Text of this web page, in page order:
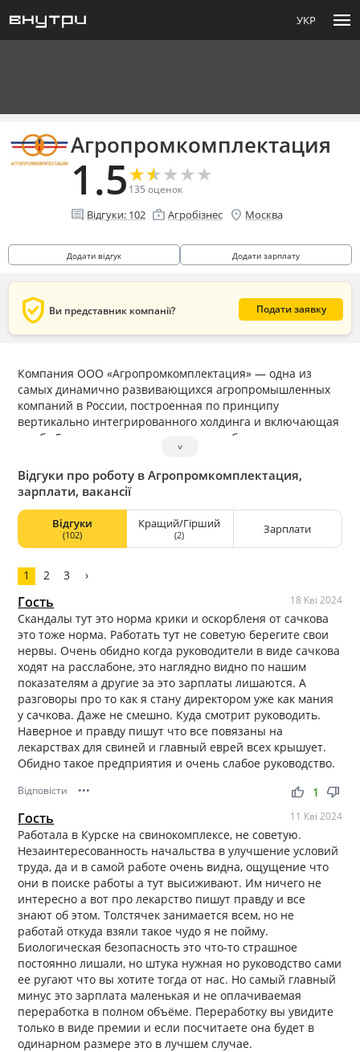
УКР menu
Агропромкомплектация
1.5★
★★
★★
★★
★★
★
135 оценок
comment Відгуки: 102 enterprise Агробізнес location_on Москва
Додати відгук Додати зарплату
verified_user Ви представник компанії? Подати заявку
Компания ООО «Агропромкомплектация» — одна из
самых динамично развивающихся агропромышленных
компаний в России, построенная по принципу
вертикально интегрированного холдинга и включающая
в себя 5 основных производственных блоков –
“производство зерна”, “свиноводство”, “производство
молока”, “молочная переработка”, “мясопереработка”.
˅
Відгуки про роботу в Агропромкомплектация,
зарплати, вакансії
Відгуки
(102)
Кращий/Гірший
(2) Зарплати
1 2 3 ›
Гость 18 Кві 2024
Скандалы тут это норма крики и оскорбленя от сачкова
это тоже норма. Работать тут не советую берегите свои
нервы. Очень обидно когда руководители в виде сачкова
ходят на расслабоне, это наглядно видно по нашим
показателям а другие за это зарплаты лишаются. А
разговоры про то как я стану директором уже как мания
у сачкова. Даже не смешно. Куда смотрит руководить.
Наверное и правду пишут что все повязаны на
лекарствах для свиней и главный еврей всех крышует.
Обидно такое предприятия и очень слабое руководство.
Відповісти ••• thumb_up thumb_down
1
Гость 11 Кві 2024
Работала в Курске на свинокомплексе, не советую.
Незаинтересованность начальства в улучшение условий
труда, да и в самой работе очень видна, ощущение что
они в поиске работы а тут высиживают. Им ничего не
интересно а вот про лекарство пишут правду и все
знают об этом. Толстячек занимается всем, но не
работай откуда взяли такое чудо я не пойму.
Биологическая безопасность это что-то страшное
постоянно лишали, но штука нужная но руководство сами
ее ругают что вы хотите тогда от нас. Но самый главный
минус это зарплата маленькая и не оплачиваемая
переработка в полном объёме. Переработку вы увидите
только в виде премии и если посчитаете она будет в
одинарном размере это в лучшем случае.